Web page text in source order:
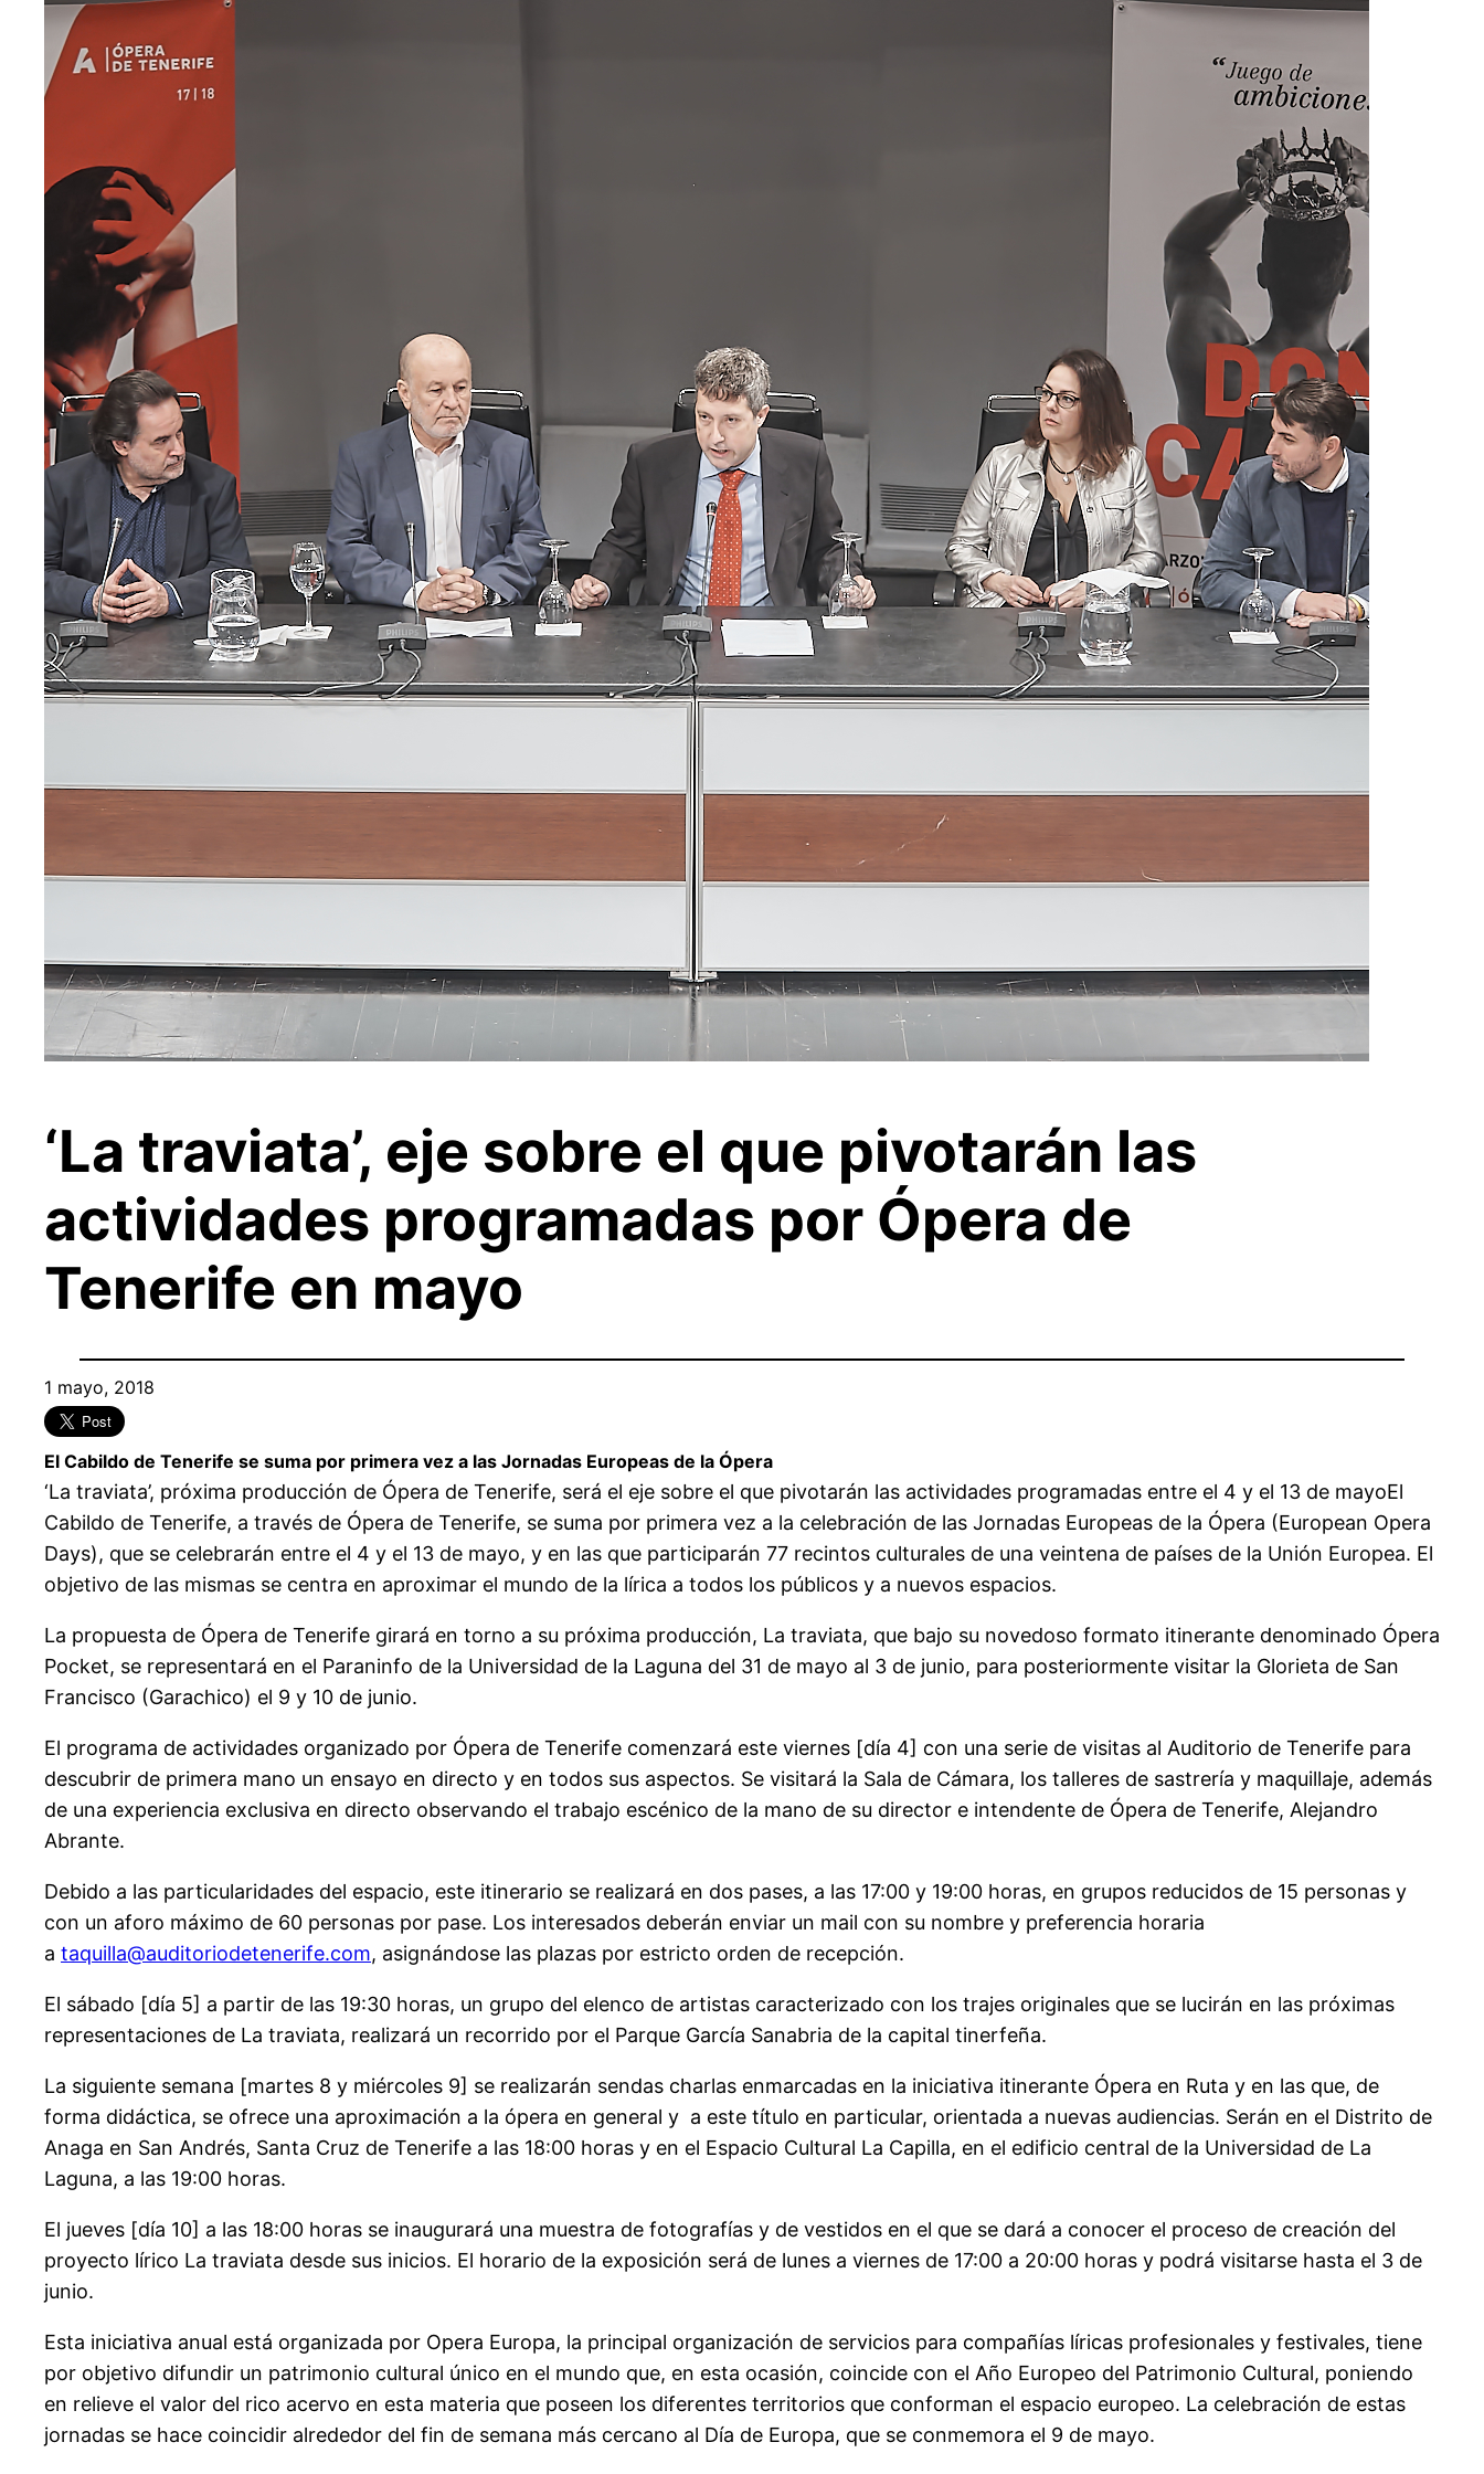
‘La traviata’, eje sobre el que pivotarán las
actividades programadas por Ópera de
Tenerife en mayo
1 mayo, 2018
El Cabildo de Tenerife se suma por primera vez a las Jornadas Europeas de la Ópera
‘La traviata’, próxima producción de Ópera de Tenerife, será el eje sobre el que pivotarán las actividades programadas entre el 4 y el 13 de mayoEl
Cabildo de Tenerife, a través de Ópera de Tenerife, se suma por primera vez a la celebración de las Jornadas Europeas de la Ópera (European Opera
Days), que se celebrarán entre el 4 y el 13 de mayo, y en las que participarán 77 recintos culturales de una veintena de países de la Unión Europea. El
objetivo de las mismas se centra en aproximar el mundo de la lírica a todos los públicos y a nuevos espacios.
La propuesta de Ópera de Tenerife girará en torno a su próxima producción, La traviata, que bajo su novedoso formato itinerante denominado Ópera
Pocket, se representará en el Paraninfo de la Universidad de la Laguna del 31 de mayo al 3 de junio, para posteriormente visitar la Glorieta de San
Francisco (Garachico) el 9 y 10 de junio.
El programa de actividades organizado por Ópera de Tenerife comenzará este viernes [día 4] con una serie de visitas al Auditorio de Tenerife para
descubrir de primera mano un ensayo en directo y en todos sus aspectos. Se visitará la Sala de Cámara, los talleres de sastrería y maquillaje, además
de una experiencia exclusiva en directo observando el trabajo escénico de la mano de su director e intendente de Ópera de Tenerife, Alejandro
Abrante.
Debido a las particularidades del espacio, este itinerario se realizará en dos pases, a las 17:00 y 19:00 horas, en grupos reducidos de 15 personas y
con un aforo máximo de 60 personas por pase. Los interesados deberán enviar un mail con su nombre y preferencia horaria
a taquilla@auditoriodetenerife.com, asignándose las plazas por estricto orden de recepción.
El sábado [día 5] a partir de las 19:30 horas, un grupo del elenco de artistas caracterizado con los trajes originales que se lucirán en las próximas
representaciones de La traviata, realizará un recorrido por el Parque García Sanabria de la capital tinerfeña.
La siguiente semana [martes 8 y miércoles 9] se realizarán sendas charlas enmarcadas en la iniciativa itinerante Ópera en Ruta y en las que, de
forma didáctica, se ofrece una aproximación a la ópera en general y a este título en particular, orientada a nuevas audiencias. Serán en el Distrito de
Anaga en San Andrés, Santa Cruz de Tenerife a las 18:00 horas y en el Espacio Cultural La Capilla, en el edificio central de la Universidad de La
Laguna, a las 19:00 horas.
El jueves [día 10] a las 18:00 horas se inaugurará una muestra de fotografías y de vestidos en el que se dará a conocer el proceso de creación del
proyecto lírico La traviata desde sus inicios. El horario de la exposición será de lunes a viernes de 17:00 a 20:00 horas y podrá visitarse hasta el 3 de
junio.
Esta iniciativa anual está organizada por Opera Europa, la principal organización de servicios para compañías líricas profesionales y festivales, tiene
por objetivo difundir un patrimonio cultural único en el mundo que, en esta ocasión, coincide con el Año Europeo del Patrimonio Cultural, poniendo
en relieve el valor del rico acervo en esta materia que poseen los diferentes territorios que conforman el espacio europeo. La celebración de estas
jornadas se hace coincidir alrededor del fin de semana más cercano al Día de Europa, que se conmemora el 9 de mayo.